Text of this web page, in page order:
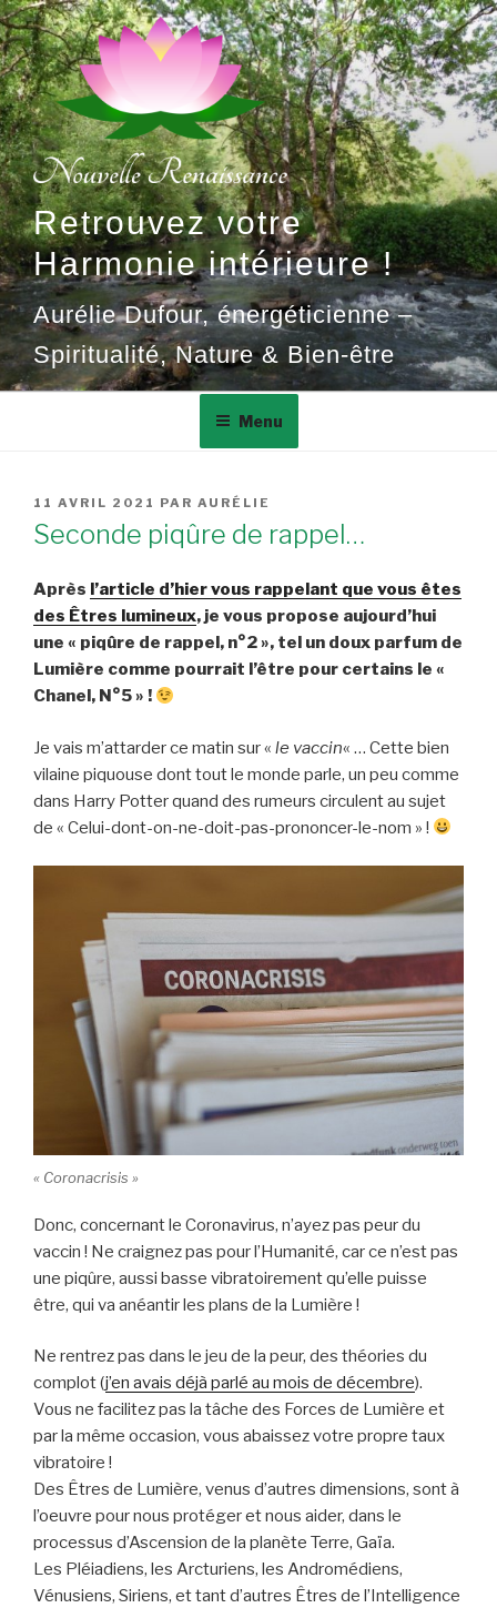
Aller
au
contenu
principal
Retrouvez votre
Harmonie intérieure !
Aurélie Dufour, énergéticienne –
Spiritualité, Nature & Bien-être
Menu
PUBLIÉ
LE
11 AVRIL 2021 PAR AURÉLIE
Seconde piqûre de rappel…
Après l’article d’hier vous rappelant que vous êtes
des Êtres lumineux, je vous propose aujourd’hui
une « piqûre de rappel, n°2 », tel un doux parfum de
Lumière comme pourrait l’être pour certains le «
Chanel, N°5 » !
Je vais m’attarder ce matin sur « le vaccin« … Cette bien
vilaine piquouse dont tout le monde parle, un peu comme
dans Harry Potter quand des rumeurs circulent au sujet
de « Celui-dont-on-ne-doit-pas-prononcer-le-nom » !
« Coronacrisis »
Donc, concernant le Coronavirus, n’ayez pas peur du
vaccin ! Ne craignez pas pour l’Humanité, car ce n’est pas
une piqûre, aussi basse vibratoirement qu’elle puisse
être, qui va anéantir les plans de la Lumière !
Ne rentrez pas dans le jeu de la peur, des théories du
complot (j’en avais déjà parlé au mois de décembre).
Vous ne facilitez pas la tâche des Forces de Lumière et
par la même occasion, vous abaissez votre propre taux
vibratoire !
Des Êtres de Lumière, venus d’autres dimensions, sont à
l’oeuvre pour nous protéger et nous aider, dans le
processus d’Ascension de la planète Terre, Gaïa.
Les Pléiadiens, les Arcturiens, les Andromédiens,
Vénusiens, Siriens, et tant d’autres Êtres de l’Intelligence